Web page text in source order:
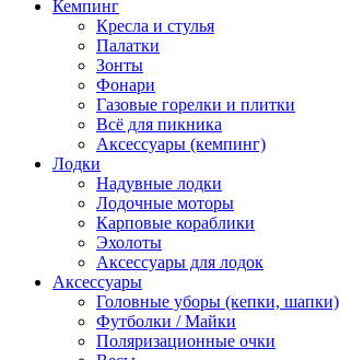
Кемпинг
Кресла и стулья
Палатки
Зонты
Фонари
Газовые горелки и плитки
Всё для пикника
Аксессуары (кемпинг)
Лодки
Надувные лодки
Лодочные моторы
Карповые кораблики
Эхолоты
Аксессуары для лодок
Аксессуары
Головные уборы (кепки, шапки)
Футболки / Майки
Поляризационные очки